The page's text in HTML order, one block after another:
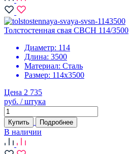
Толстостенная свая СВСН 114/3500
Диаметр: 114
Длина: 3500
Материал: Сталь
Размер: 114х3500
Цена 2 735
руб. / штука
Купить Подробнее
В наличии